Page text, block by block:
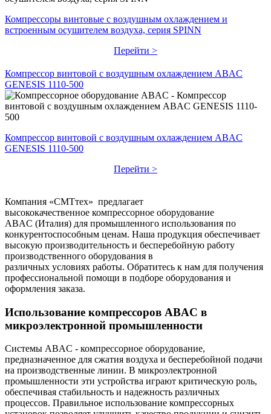
Компрессоры винтовые с воздушным охлаждением и
встроенным осушителем воздуха, серия SPINN
Перейти >
Компрессор винтовой с воздушным охлаждением ABAC
GENESIS 1110-500
Компрессор винтовой с воздушным охлаждением ABAC
GENESIS 1110-500
Перейти >
Компания «СМТтех» предлагает
высококачественное компрессорное оборудование
ABAC (Италия) для промышленного использования по
конкурентоспособным ценам. Наша продукция обеспечивает
высокую производительность и бесперебойную работу
производственного оборудования в
различных условиях работы. Обратитесь к нам для получения
профессиональной помощи в подборе оборудования и
оформления заказа.
Использование компрессоров ABAC в
микроэлектронной промышленности
Системы ABAC - компрессорное оборудование,
предназначенное для сжатия воздуха и бесперебойной подачи
на производственные линии. В микроэлектронной
промышленности эти устройства играют критическую роль,
обеспечивая стабильность и надежность различных
процессов. Правильное использование компрессорных